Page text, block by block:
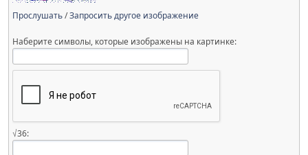
Прослушать/Запросить другое изображение
Наберите символы, которые изображены на картинке:
√36: